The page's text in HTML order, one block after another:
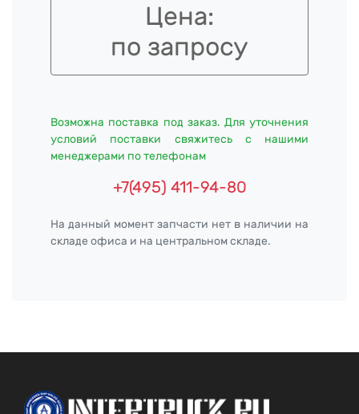
Цена:
по запросу
Возможна поставка под заказ. Для уточнения
условий поставки свяжитесь с нашими
менеджерами по телефонам
+7(495) 411-94-80
На данный момент запчасти нет в наличии на
складе офиса и на центральном складе.